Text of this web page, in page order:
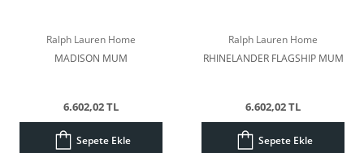
Ralph Lauren Home
MADISON MUM
6.602,02 TL
Sepete Ekle
Ralph Lauren Home
RHINELANDER FLAGSHIP MUM
6.602,02 TL
Sepete Ekle